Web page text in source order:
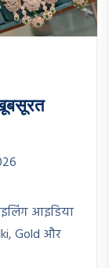
आइडिया
Gold और